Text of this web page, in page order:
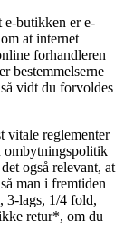
butikken er e-
at internet
forhandleren
bestemmelserne
vidt du forvoldes
vitale reglementer
ombytningspolitik
også relevant, at
man i fremtiden
3-lags, 1/4 fold,
retur*, om du